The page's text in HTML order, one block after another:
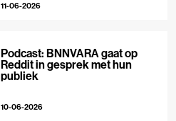
11-06-2026
Podcast: BNNVARA gaat op
Reddit in gesprek met hun
publiek
10-06-2026